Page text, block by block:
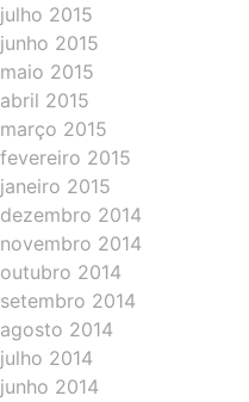
julho 2015
junho 2015
maio 2015
abril 2015
março 2015
fevereiro 2015
janeiro 2015
dezembro 2014
novembro 2014
outubro 2014
setembro 2014
agosto 2014
julho 2014
junho 2014